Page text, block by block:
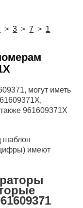
> 3 > 7 > 1
могут иметь
961609371X
шаблон
имеют